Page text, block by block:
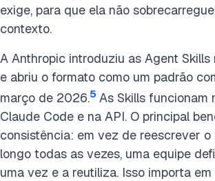
exige, para que ela não
contexto.
A Anthropic introduziu as Agent
e abriu o formato como um padrão
março de 2026.5 As Skills funcionam
Claude Code e na API. O principal
consistência: em vez de reescrever o
longo todas as vezes, uma equipe
uma vez e a reutiliza. Isso importa